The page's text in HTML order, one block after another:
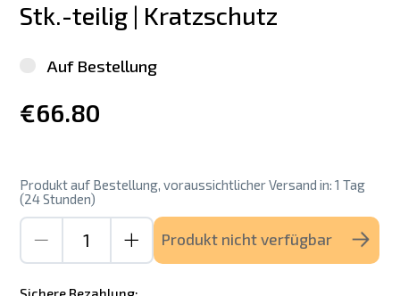
Stk.-teilig | Kratzschutz
Auf Bestellung
€66.80
Produkt auf Bestellung, voraussichtlicher Versand in: 1 Tag
(24 Stunden)
Produkt nicht verfügbar